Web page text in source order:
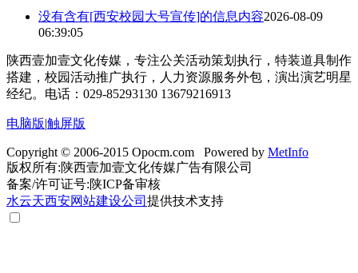
没有含有[西安校园大号宣传]的信息内容2026-08-09
06:39:05
陕西壹加壹文化传媒，专注公关活动策划执行，特装道具制作
搭建，校园活动推广执行，人力资源服务外包，演出演艺明星
经纪。电话：029-85293130 13679216913
电脑版|触屏版
Copyright © 2006-2015 Opocm.com Powered by MetInfo
版权所有:陕西壹加壹文化传媒广告有限公司
备案/许可证号:陕ICP备审核
水云天西安网站建设公司 提供技术支持